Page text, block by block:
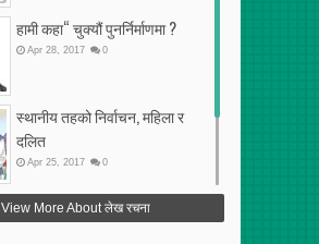
हामी कहा“ चुक्यौं पुनर्निर्माणमा ?
Apr 28 2017 0
स्थानीय तहको निर्वाचन, महिला र
दलित
Apr 25 2017 0
फेरि अर्को गलत सहमति
View More About लेख रचना